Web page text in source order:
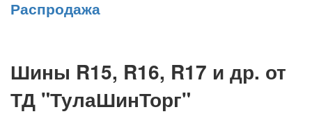
Распродажа
Шины R15, R16, R17 и др. от
ТД "ТулаШинТорг"